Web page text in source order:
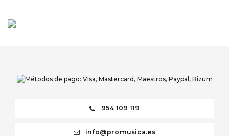
954 109 119
info@promusica.es